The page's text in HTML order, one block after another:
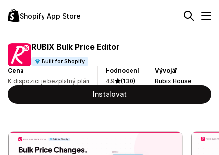
Shopify App Store
RUBIX Bulk Price Editor
Built for Shopify
Cena
K dispozici je bezplatný plán
Hodnocení
4,9
(130)
Vývojář
Rubix House
Instalovat